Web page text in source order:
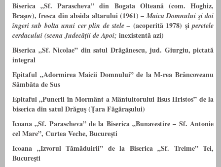
Biserica „Sf. Parascheva” din Bogata Olteană (com. Hoghiz,
Braşov), fresca din absida altarului (1961) –Maica Domnului şi doi
îngeri sub bolta unui cer plin de stele – (acoperită 1978) şiperetele
cerdacului (scena Judecăţii de Apoi; inexistentă azi)
Biserica „Sf. Nicolae” din satul Drăgănescu, jud. Giurgiu, pictată
integral
Epitaful „Adormirea Maicii Domnului” de la M-rea Brâncoveanu
Sâmbăta de Sus
Epitaful „Punerii în Mormânt a Mântuitorului Iisus Hristos” de la
biserica din satul Drăguş (Ţara Făgăraşului)
Icoana „Sf. Parascheva” de la Biserica „Bunavestire – Sf. Antonie
cel Mare”, Curtea Veche, Bucureşti
Icoana „Izvorul Tămăduirii” de la Biserica „Sf. Treime” Tei,
Bucureşti